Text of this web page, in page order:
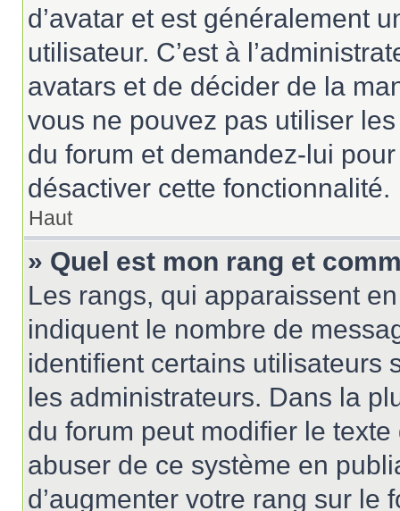
d’avatar et est généralement
utilisateur. C’est à
avatars et de décider de la
vous ne pouvez pas utiliser
du forum et demandez-lui
désactiver cette fonctionnalité.
Haut
» Quel est mon rang et
Les rangs, qui apparaissent
indiquent le nombre de
identifient certains utilisateurs
les administrateurs. Dans la
du forum peut modifier le
abuser de ce système en
d’augmenter votre rang sur le